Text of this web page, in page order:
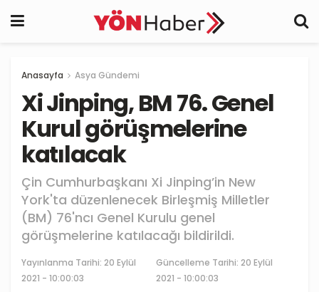
Anasayfa Asya Gündemi
Xi Jinping, BM 76. Genel
Kurul görüşmelerine
katılacak
Çin Cumhurbaşkanı Xi Jinping’in New
York'ta düzenlenecek Birleşmiş Milletler
(BM) 76'ncı Genel Kurulu genel
görüşmelerine katılacağı bildirildi.
Yayınlanma Tarihi: 20 Eylül
2021 - 10:00:03
Güncelleme Tarihi: 20 Eylül
2021 - 10:00:03